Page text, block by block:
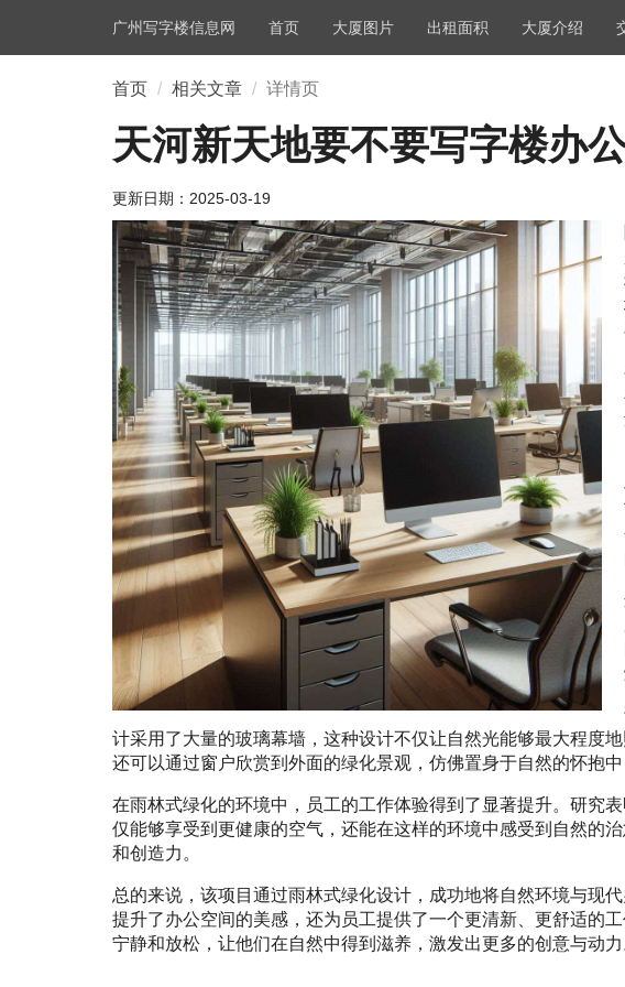
广州写字楼信息网 首页 大厦图片 出租面积 大厦介绍
首页 相关文章 详情页
天河新天地要不要写字楼办
更新日期： 2025-03-19
计采用了大量的玻璃幕墙，这种设计不仅让自然光能够最大程度
还可以通过窗户欣赏到外面的绿化景观，仿佛置身于自然的怀抱中
在雨林式绿化的环境中，员工的工作体验得到了显著提升。研究
仅能够享受到更健康的空气，还能在这样的环境中感受到自然的
和创造力。
总的来说，该项目通过雨林式绿化设计，成功地将自然环境与现
提升了办公空间的美感，还为员工提供了一个更清新、更舒适的
宁静和放松，让他们在自然中得到滋养，激发出更多的创意与动力